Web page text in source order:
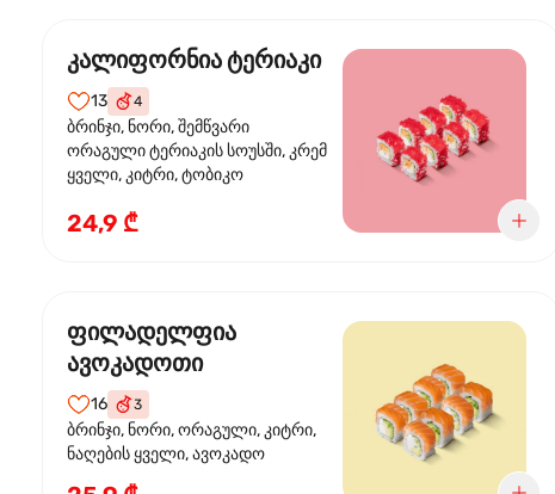
კალიფორნია ტერიაკი
13 4
ბრინჯი, ნორი, შემწვარი
ორაგული ტერიაკის სოუსში, კრემ
ყველი, კიტრი, ტობიკო
24,9 ₾
ფილადელფია
ავოკადოთი
16 3
ბრინჯი, ნორი, ორაგული, კიტრი,
ნაღების ყველი, ავოკადო